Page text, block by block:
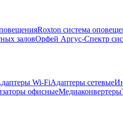
Roxton система
заловОрфей Аргус-Спектр
Wi-FiАдаптеры сетевые
офисныеМедиаконвертеры